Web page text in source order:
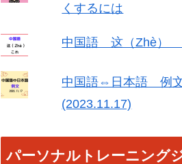
くするには
中国語 这（Zhè）
中国語⇔日本語 例
(2023.11.17)
パーソナルトレーニング